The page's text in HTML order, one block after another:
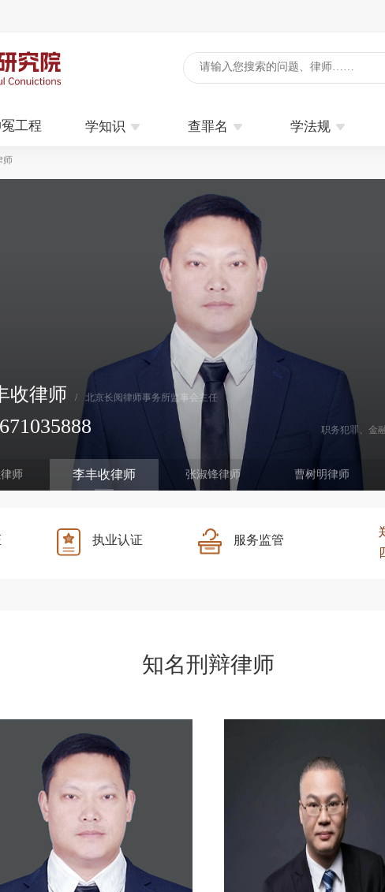
工程 学知识  查罪名  学法规 
师
收律师 / 北京长阅律师事务所监事会主任
职务犯罪、金
师 李丰收律师 张淑锋律师 曹树明律师
执业认证 服务监管
知名刑辩律师